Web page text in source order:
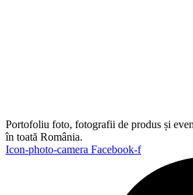
Portofoliu foto, fotografii de produs și
în toată România.
Icon-photo-camera Facebook-f